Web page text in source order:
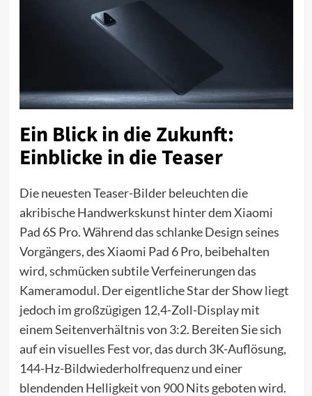
Ein Blick in die Zukunft:
Einblicke in die Teaser
Die neuesten Teaser-Bilder beleuchten die
akribische Handwerkskunst hinter dem Xiaomi
Pad 6S Pro. Während das schlanke Design seines
Vorgängers, des Xiaomi Pad 6 Pro, beibehalten
wird, schmücken subtile Verfeinerungen das
Kameramodul. Der eigentliche Star der Show liegt
jedoch im großzügigen 12,4-Zoll-Display mit
einem Seitenverhältnis von 3:2. Bereiten Sie sich
auf ein visuelles Fest vor, das durch 3K-Auflösung,
144-Hz-Bildwiederholfrequenz und einer
blendenden Helligkeit von 900 Nits geboten wird.